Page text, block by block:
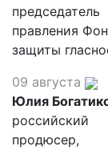
председатель
правления
защиты
09 августа
Юлия
российский
продюсер,